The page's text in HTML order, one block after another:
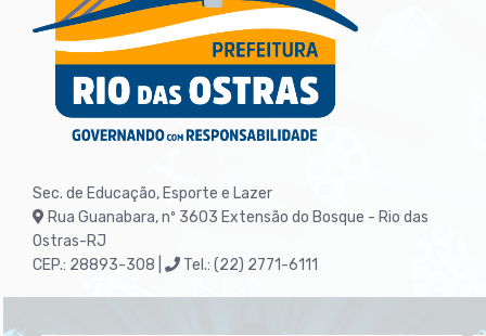
Sec. de Educação, Esporte e Lazer
Rua Guanabara, nº 3603 Extensão do Bosque - Rio das
Ostras-RJ
CEP.: 28893-308 |
Tel.: (22) 2771-6111